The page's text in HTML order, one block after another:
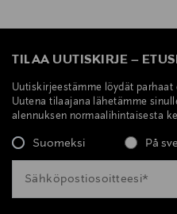
TILAA UUTISKIRJE –
Uutiskirjeestämme löydät
Uutena tilaajana lähetämme
alennuksen normaalihintaisesta
Suomeksi På